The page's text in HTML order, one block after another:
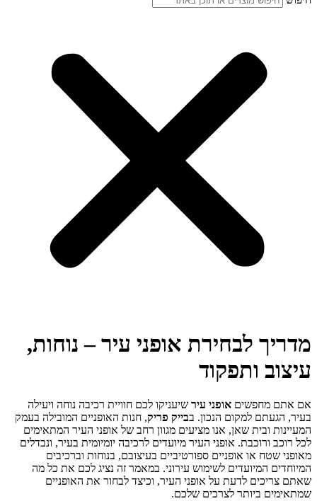
מדריך לבחירת אופני עיר – נוחות,
עיצוב ותפקוד
אם אתם מחפשים אופני עיר שיעניקו לכם חוויית רכיבה נוחה ויעילה
בעיר, הגעתם למקום הנכון. בבייק פריק, חנות האופניים המובילה בעמק
המעיינות ובית שאן, אנו מציעים מגוון רחב של אופני העיר המתאימים
לכל רוכב ורוכבת. אופני העיר מיועדים לרכיבה יומיומית בעיר, ונבדלים
מאופני שטח או אופניים ספורטיביים בעיצובם, בנוחות וברכיבים
המיוחדים המיועדים לשימוש עירוני. במאמר זה נציג לכם את כל מה
שאתם צריכים לדעת על אופני העיר, וכיצד לבחור את האופניים
שמתאימים ביותר לצרכים שלכם.